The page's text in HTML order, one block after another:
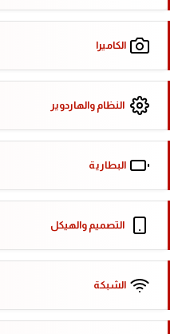
الكاميرا
النظام والهاردوير
البطارية
التصميم والهيكل
الشبكة